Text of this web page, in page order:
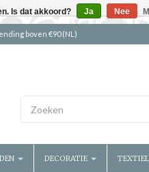
boven €90 (NL)
DECORATIE TEXTIEL
Is dat akkoord? Ja Nee